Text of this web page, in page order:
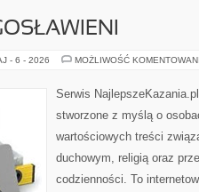
- 6 - 2026 MOŻLIWOŚĆ
Serwis
stworzone z myślą o
wartościowych treści
duchowym, religią oraz
codzienności. To